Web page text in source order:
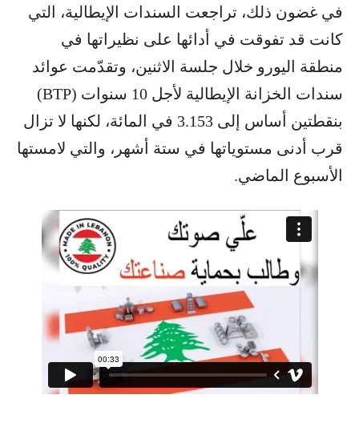
في غضون ذلك، تراجعت السندات الإيطالية، التي
كانت قد تفوقت في أدائها على نظيراتها في
منطقة اليورو خلال جلسة الاثنين، وتقدّمت عوائد
سندات الخزانة الإيطالية لأجل 10 سنوات (BTP)
بنقطتين أساس إلى 3.153 في المائة، لكنها لا تزال
قرب أدنى مستوياتها في ستة أشهر، والتي لامستها
الأسبوع الماضي.